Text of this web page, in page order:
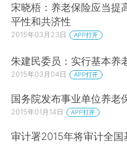
宋晓梧：养老保险应当提
平性和共济性
2015年03月23日 APP打开
朱建民委员：实行基本养
2015年03月04日 APP打开
国务院发布事业单位养老
2015年01月14日 APP打开
审计署2015年将审计全